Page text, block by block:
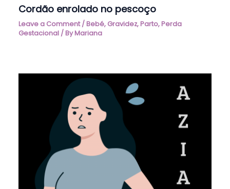
Cordão enrolado no pescoço
Leave a Comment /Bebé, Gravidez,Parto,Perda
Gestacional / ByMariana